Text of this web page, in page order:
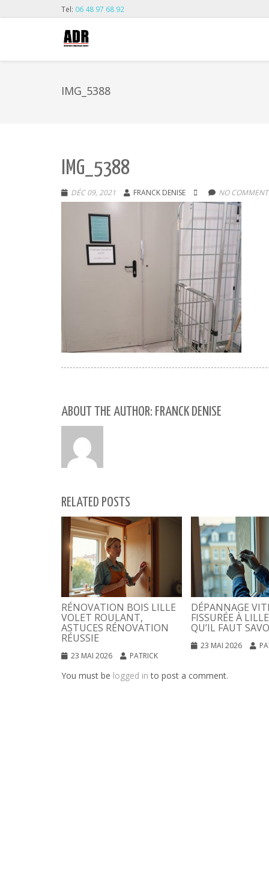
Tel: 06 48 97 68 92
IMG_5388
IMG_5388
DÉC 09, 2021 FRANCK DENISE NO
ABOUT THE AUTHOR: FRANCK DENISE
RELATED POSTS
RÉNOVATION BOIS LILLE
VOLET ROULANT,
ASTUCES RÉNOVATION
RÉUSSIE
23 MAI 2026 PATRICK
DÉPANNAGE
FISSURÉE À
QU’IL FAUT
23 MAI 2026
You must be logged in to post a comment.